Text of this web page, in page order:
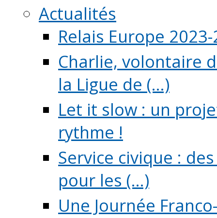
Actualités
Relais Europe
Charlie, volontaire
la Ligue de (...)
Let it slow : un
rythme !
Service civique :
pour les (...)
Une Journée